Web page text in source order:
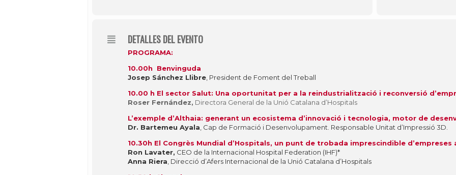
DETALLES DEL EVENTO
PROGRAMA:
10.00h Benvinguda
Josep Sánchez Llibre , President de Foment del Treball
10.00 h El sector Salut: Una oportunitat per a la reindustrialització i reconversió
Roser Fernández, Directora General de la Unió Catalana d’Hospitals
L’exemple d’Althaia: generant un ecosistema d’innovació i tecnologia, motor de
Dr. Bartemeu Ayala , Cap de Formació i Desenvolupament. Responsable Unitat d’Impressió 3D.
10.30h El Congrès Mundial d’Hospitals, un punt de trobada imprescindible
Ron Lavater, CEO de la Internacional Hospital Federation (IHF)*
Anna Riera , Direcció d’Afers Internacional de la Unió Catalana d’Hospitals